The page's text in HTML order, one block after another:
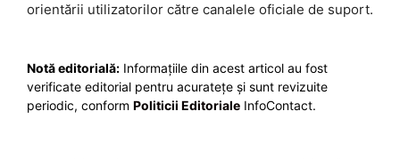
orientării utilizatorilor către canalele oficiale de suport.
Notă editorială: Informațiile din acest articol au fost
verificate editorial pentru acuratețe și sunt revizuite
periodic, conform Politicii Editoriale InfoContact.